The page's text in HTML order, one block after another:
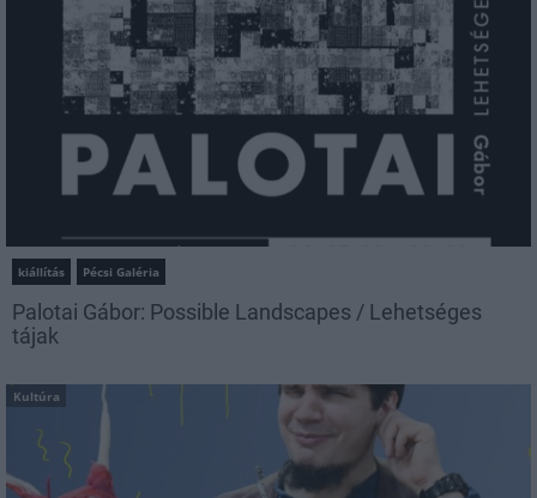
kiállítás Pécsi Galéria
Palotai Gábor: Possible Landscapes / Lehetséges
tájak
Kultúra